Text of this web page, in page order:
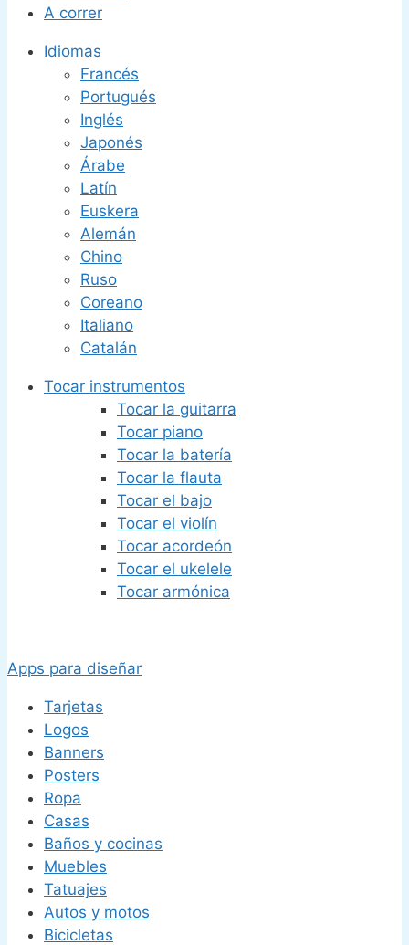
A correr
Idiomas
Francés
Portugués
Inglés
Japonés
Árabe
Latín
Euskera
Alemán
Chino
Ruso
Coreano
Italiano
Catalán
Tocar instrumentos
Tocar la guitarra
Tocar piano
Tocar la batería
Tocar la flauta
Tocar el bajo
Tocar el violín
Tocar acordeón
Tocar el ukelele
Tocar armónica
Apps para diseñar
Tarjetas
Logos
Banners
Posters
Ropa
Casas
Baños y cocinas
Muebles
Tatuajes
Autos y motos
Bicicletas